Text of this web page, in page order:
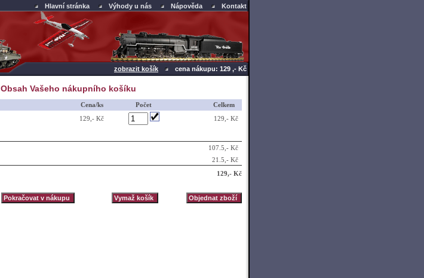
Hlavní stránka Výhody u nás Nápověda Kontakt
zobrazit košík cena nákupu: 129 ,- Kč
Obsah Vašeho nákupního košíku
Cena/ks Počet
Celkem
129,- Kč 129,- Kč
107.5,- Kč
21.5,- Kč
129,- Kč